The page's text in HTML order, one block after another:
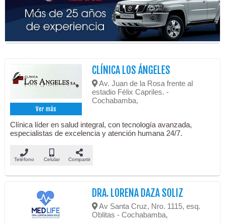
Ver más
CLÍNICA LOS ÁNGELES
Av. Juan de la Rosa frente al
estadio Félix Capriles. -
Cochabamba,
Clínica líder en salud integral, con tecnología avanzada,
especialistas de excelencia y atención humana 24/7.
Teléfono Celular Compartir
DRA. LORENA DAZA SOLIZ
Av Santa Cruz, Nro. 1115, esq.
Oblitas - Cochabamba,